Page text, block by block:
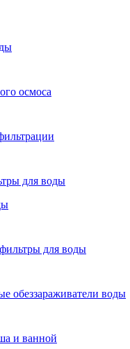
осмоса
для воды
для воды
обеззараживатели воды
и ванной